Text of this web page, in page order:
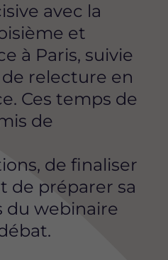
avec la
et
à Paris, suivie
relecture en
Ces temps de
de
de finaliser
de préparer sa
du webinaire